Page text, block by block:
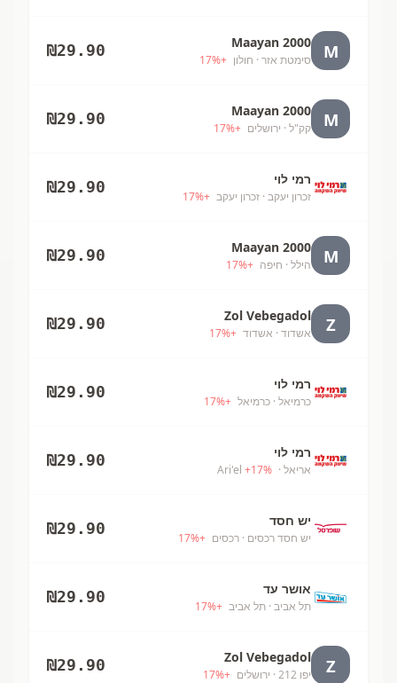
M
Maayan 2000
סימטת אזר · חולון +
17%
₪29.90
M
Maayan 2000
קק"ל · ירושלים +
17%
₪29.90
רמי לוי
זכרון יעקב · זכרון יעקב +
17%
₪29.90
M
Maayan 2000
הילל · חיפה +
17%
₪29.90
Z
Zol Vebegadol
אשדוד · אשדוד +
17%
₪29.90
רמי לוי
כרמיאל · כרמיאל +
17%
₪29.90
רמי לוי
אריאל · Ari'el
+17%
₪29.90
יש חסד
יש חסד רכסים · רכסים +
17%
₪29.90
אושר עד
תל אביב · תל אביב +
17%
₪29.90
Z
Zol Vebegadol
יפו 212 · ירושלים +
17%
₪29.90